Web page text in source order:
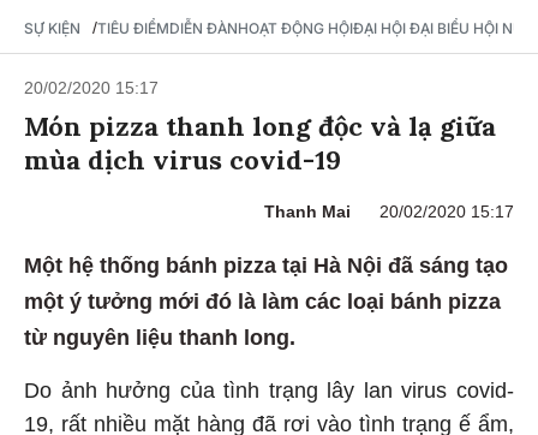
SỰ KIỆN /TIÊU ĐIỂMDIỄN ĐÀNHOẠT ĐỘNG HỘIĐẠI HỘI ĐẠI BIỂU HỘI NỮ
20/02/2020 15:17
Món pizza thanh long độc và lạ giữa
mùa dịch virus covid-19
Thanh Mai 20/02/2020 15:17
Một hệ thống bánh pizza tại Hà Nội đã sáng tạo
một ý tưởng mới đó là làm các loại bánh pizza
từ nguyên liệu thanh long.
Do ảnh hưởng của tình trạng lây lan virus covid-
19, rất nhiều mặt hàng đã rơi vào tình trạng ế ẩm,